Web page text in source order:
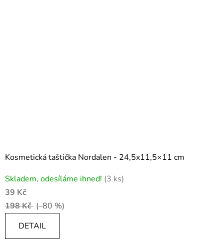
Kosmetická taštička Nordalen - 24,5x11,5×11 cm
Skladem, odesíláme ihned! (3 ks)
39 Kč
198 Kč (–80 %)
DETAIL